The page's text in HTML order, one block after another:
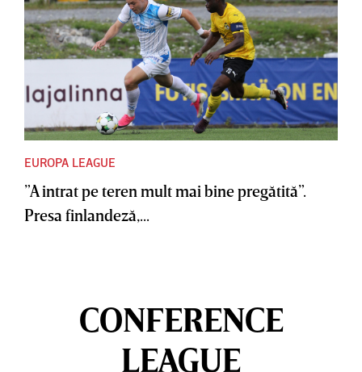
EUROPA LEAGUE
”A intrat pe teren mult mai bine pregătită”.
Presa finlandeză,...
CONFERENCE
LEAGUE